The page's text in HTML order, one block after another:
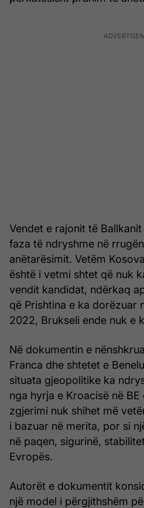
Vendet e rajonit të
faza të ndryshme në
anëtarësimit. Vetëm
është i vetmi shtet që nuk
vendit kandidat, ndërkaq
që Prishtina e ka dorëzuar
2022, Brukseli ende nuk e
Në dokumentin e
Franca dhe shtetet e
situata gjeopolitike ka
nga hyrja e Kroacisë në
zgjerimi nuk shihet më
i bazuar në merita, por si
në paqen, sigurinë,
Evropës.
Autorët e dokumentit
një model i përgjithshëm